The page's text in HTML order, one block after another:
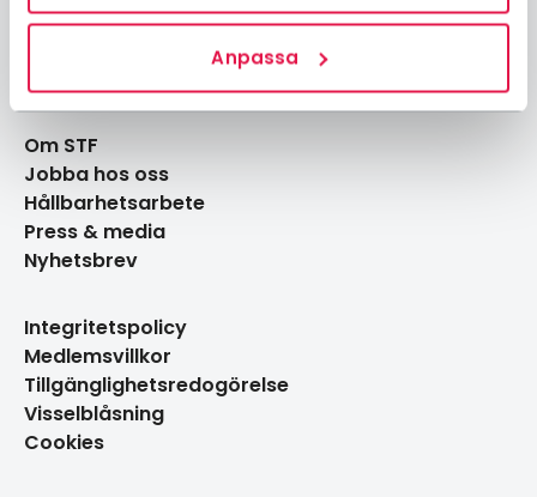
Anpassa
Gå med i en lokalavdelning
Om STF
Jobba hos oss
Hållbarhetsarbete
Press & media
Nyhetsbrev
Integritetspolicy
Medlemsvillkor
Tillgänglighetsredogörelse
Visselblåsning
Cookies